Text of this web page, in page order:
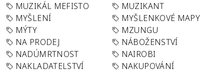
MUZIKÁL MEFISTO
MUZIKANT
MYŠLENÍ
MYŠLENKOVÉ MAPY
MÝTY
MZUNGU
NA PRODEJ
NÁBOŽENSTVÍ
NADÚMRTNOST
NAIROBI
NAKLADATELSTVÍ
NAKUPOVÁNÍ